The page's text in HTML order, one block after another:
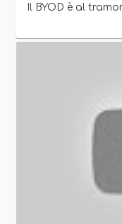
Il BYOD è al